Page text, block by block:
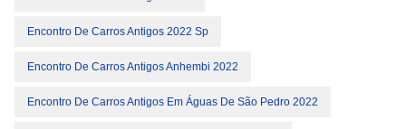
Encontro De Carros Antigos 2022 Sp
Encontro De Carros Antigos Anhembi 2022
Encontro De Carros Antigos Em Águas De São Pedro 2022